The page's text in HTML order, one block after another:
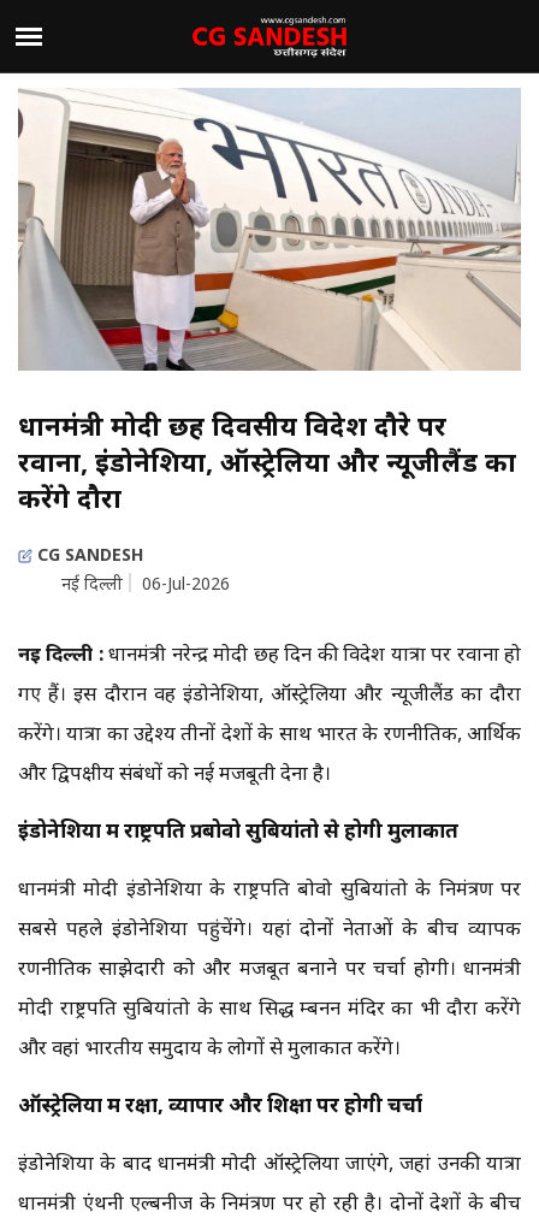
प्रधानमंत्री मोदी छह दिवसीय विदेश दौरे पर
रवाना, इंडोनेशिया, ऑस्ट्रेलिया और न्यूजीलैंड का
करेंगे दौरा
CG SANDESH
नई दिल्ली
06-Jul-2026
नई दिल्ली :प्रधानमंत्री नरेन्द्र मोदी छह दिन की विदेश यात्रा पर रवाना हो
गए हैं। इस दौरान वह इंडोनेशिया, ऑस्ट्रेलिया और न्यूजीलैंड का दौरा
करेंगे। यात्रा का उद्देश्य तीनों देशों के साथ भारत के रणनीतिक, आर्थिक
और द्विपक्षीय संबंधों को नई मजबूती देना है।
इंडोनेशिया में राष्ट्रपति प्रबोवो सुबियांतो से होगी मुलाकात
प्रधानमंत्री मोदी इंडोनेशिया के राष्ट्रपति प्रबोवो सुबियांतो के निमंत्रण पर
सबसे पहले इंडोनेशिया पहुंचेंगे। यहां दोनों नेताओं के बीच व्यापक
रणनीतिक साझेदारी को और मजबूत बनाने पर चर्चा होगी। प्रधानमंत्री
मोदी राष्ट्रपति सुबियांतो के साथ प्रसिद्ध प्रम्बनन मंदिर का भी दौरा करेंगे
और वहां भारतीय समुदाय के लोगों से मुलाकात करेंगे।
ऑस्ट्रेलिया में रक्षा, व्यापार और शिक्षा पर होगी चर्चा
इंडोनेशिया के बाद प्रधानमंत्री मोदी ऑस्ट्रेलिया जाएंगे, जहां उनकी यात्रा
प्रधानमंत्री एंथनी एल्बनीज के निमंत्रण पर हो रही है। दोनों देशों के बीच